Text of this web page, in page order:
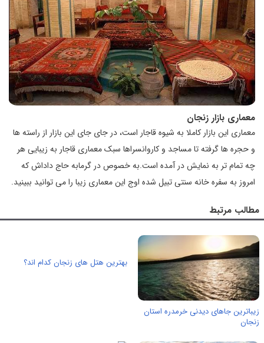
معماری بازار زنجان
معماری این بازار کاملا به شیوه قاجار است، در جای جای این بازار از راسته ها
و حجره ها گرفته تا مساجد و کاروانسراها سبک معماری قاجار به زیبایی هر
چه تمام تر به نمایش در آمده است.به خصوص در گرمابه حاج داداش که
امروز به سفره خانه سنتی تبیل شده اوج این معماری زیبا را می توانید ببینید.
مطالب مرتبط
زیباترین جاهای دیدنی خرمدره استان
زنجان
بهترین هتل های زنجان کدام اند؟